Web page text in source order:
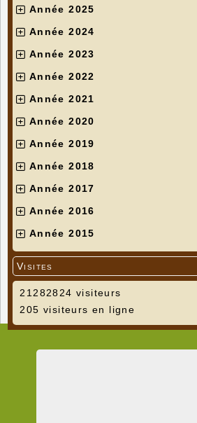
Année 2025
Année 2024
Année 2023
Année 2022
Année 2021
Année 2020
Année 2019
Année 2018
Année 2017
Année 2016
Année 2015
Visites
21282824 visiteurs
205 visiteurs en ligne